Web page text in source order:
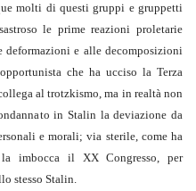
molti di questi gruppi e gruppetti
le prime reazioni proletarie
e alle decomposizioni
che ha ucciso la Terza
al trotzkismo, ma in realtà non
in Stalin la deviazione da
e morali; via sterile, come ha
imbocca il XX Congresso, per
stesso Stalin.